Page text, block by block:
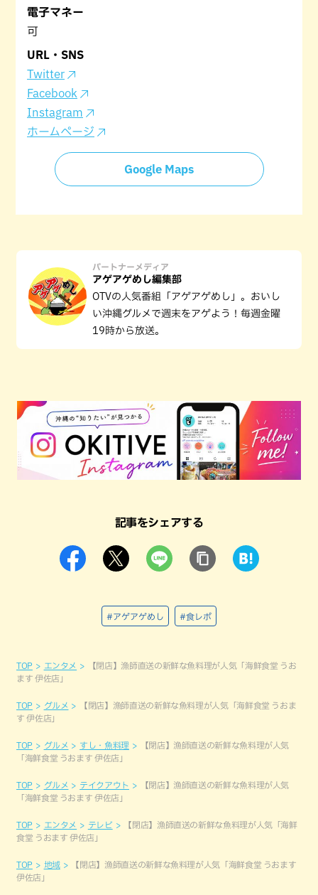
電子マネー
可
URL・SNS
Twitter
Facebook
Instagram
ホームページ
Google Maps
パートナーメディア
アゲアゲめし編集部
OTVの人気番組「アゲアゲめし」。おいし
い沖縄グルメで週末をアゲよう！毎週金曜
19時から放送。
記事をシェアする
#アゲアゲめし #食レポ
TOP エンタメ
【閉店】漁師直送の新鮮な魚料理が人気「海鮮食堂 うお
ます 伊佐店」
TOP グルメ
【閉店】漁師直送の新鮮な魚料理が人気「海鮮食堂 うおま
す 伊佐店」
TOP グルメ すし・魚料理
【閉店】漁師直送の新鮮な魚料理が人気
「海鮮食堂 うおます 伊佐店」
TOP グルメ テイクアウト
【閉店】漁師直送の新鮮な魚料理が人気
「海鮮食堂 うおます 伊佐店」
TOP エンタメ テレビ
【閉店】漁師直送の新鮮な魚料理が人気「海鮮
食堂 うおます 伊佐店」
TOP 地域
【閉店】漁師直送の新鮮な魚料理が人気「海鮮食堂 うおます
伊佐店」